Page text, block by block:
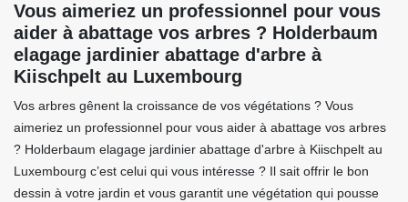
Vous aimeriez un professionnel pour vous
aider à abattage vos arbres ? Holderbaum
elagage jardinier abattage d'arbre à
Kiischpelt au Luxembourg
Vos arbres gênent la croissance de vos végétations ? Vous
aimeriez un professionnel pour vous aider à abattage vos arbres
? Holderbaum elagage jardinier abattage d'arbre à Kiischpelt au
Luxembourg c’est celui qui vous intéresse ? Il sait offrir le bon
dessin à votre jardin et vous garantit une végétation qui pousse